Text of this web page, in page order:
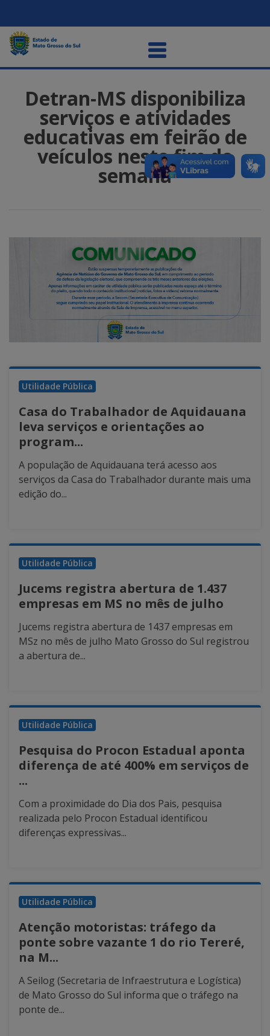
Detran-MS disponibiliza
serviços e atividades
educativas em feirão de
veículos neste fim de
semana
Utilidade Pública
Casa do Trabalhador de Aquidauana
leva serviços e orientações ao
program...
A população de Aquidauana terá acesso aos
serviços da Casa do Trabalhador durante mais uma
edição do...
Utilidade Pública
Jucems registra abertura de 1.437
empresas em MS no mês de julho
Jucems registra abertura de 1437 empresas em
MSz no mês de julho Mato Grosso do Sul registrou
a abertura de...
Utilidade Pública
Pesquisa do Procon Estadual aponta
diferença de até 400% em serviços de
...
Com a proximidade do Dia dos Pais, pesquisa
realizada pelo Procon Estadual identificou
diferenças expressivas...
Utilidade Pública
Atenção motoristas: tráfego da
ponte sobre vazante 1 do rio Tereré,
na M...
A Seilog (Secretaria de Infraestrutura e Logística)
de Mato Grosso do Sul informa que o tráfego na
ponte de...